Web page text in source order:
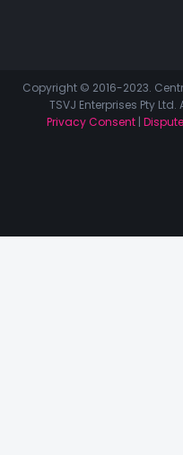
Copyright © 2016-2023.
TSVJ Enterprises Pty Ltd.
Privacy Consent |